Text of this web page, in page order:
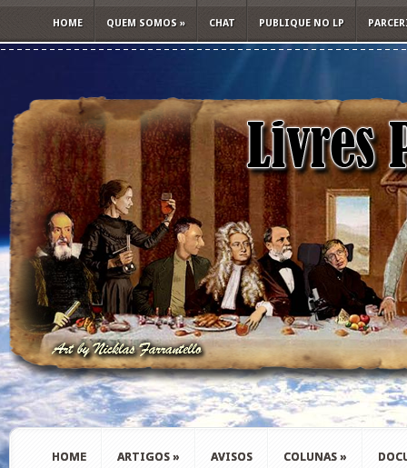
HOME QUEM SOMOS » CHAT PUBLIQUE NO LP
HOME ARTIGOS » AVISOS COLUNAS »